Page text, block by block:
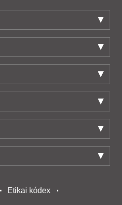
Etikai kódex